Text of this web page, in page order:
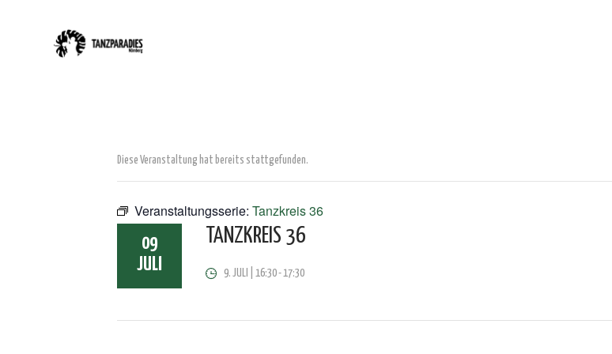
Diese Veranstaltung hat bereits stattgefunden.
Veranstaltungsserie: Tanzkreis 36
09
JULI
TANZKREIS 36
9. JULI | 16:30-17:30